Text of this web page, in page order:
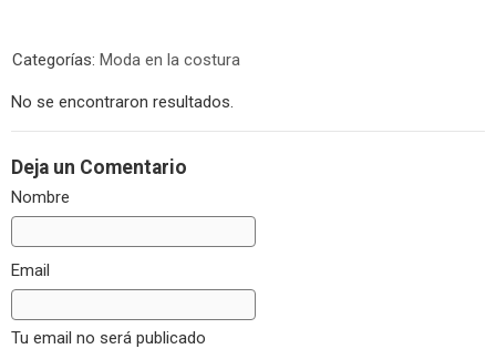
Categorías: Moda en la costura
No se encontraron resultados.
Deja un Comentario
Nombre
Email
Tu email no será publicado